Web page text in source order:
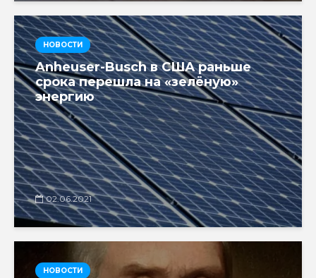
НОВОСТИ
Anheuser-Busch в США раньше
срока перешла на «зелёную»
энергию
02.06.2021
НОВОСТИ